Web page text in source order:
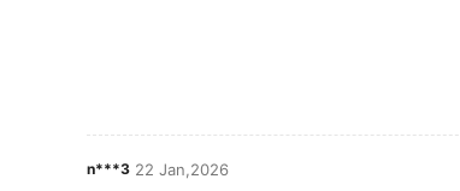
n***3 22 Jan,2026